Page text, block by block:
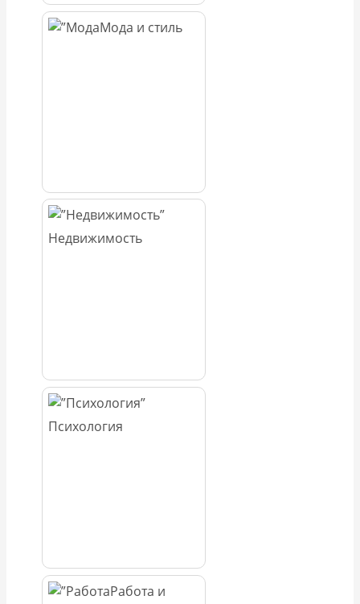
Мода и стиль
Недвижимость
Психология
Работа и